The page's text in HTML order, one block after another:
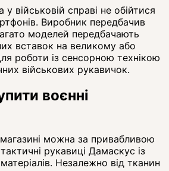
у військовій справі не обійтися
Виробник передбачив
моделей передбачають
вставок на великому або
роботи із сенсорною технікою
військових рукавичок.
воєнні
можна за привабливою
рукавиці Дамаскус із
Незалежно від тканин